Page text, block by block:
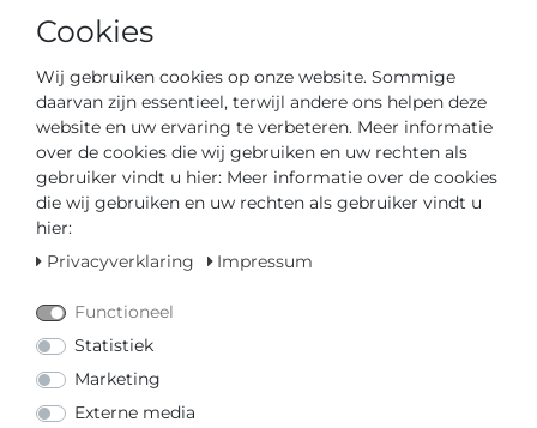
MEHR VON PICTO
€ 159,00 *
Picto 43369-1012 Unisex
horloge
Picto
€ 139,00 *
Cookies
Wij gebruiken cookies op onze website. Sommige
daarvan zijn essentieel, terwijl andere ons helpen deze
website en uw ervaring te verbeteren. Meer informatie
over de cookies die wij gebruiken en uw rechten als
gebruiker vindt u hier: Meer informatie over de cookies
die wij gebruiken en uw rechten als gebruiker vindt u
hier:
Privacyverklaring
Impressum
Functioneel
Statistiek
Marketing
Externe media